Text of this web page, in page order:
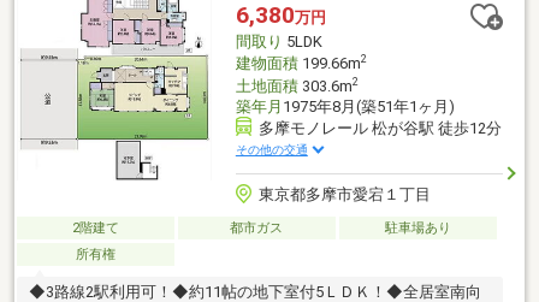
6,380万円
間取り 5LDK
建物面積199.66m2
土地面積303.6m2
築年月 1975年8月(築51年1ヶ月)
多摩モノレール 松が谷駅 徒歩12分
その他の交通
東京都多摩市愛宕１丁目
2階建て 都市ガス
駐車場あり
所有権
◆3路線2駅利用可！◆約11帖の地下室付5ＬＤＫ！◆全居室南向